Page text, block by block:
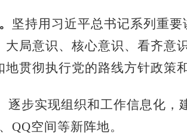
。 坚持用习近平总书记系列重
局意识、核心意识、看齐意
贯彻执行党的路线方针政策
逐步实现组织和工作信息化，
QQ空间等新阵地。